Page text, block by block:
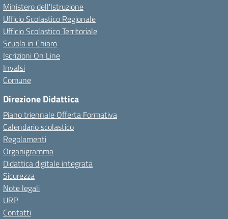
Ministero dell'Istruzione
Ufficio Scolastico Regionale
Ufficio Scolastico Territoriale
Scuola in Chiaro
Iscrizioni On Line
Invalsi
Comune
Direzione Didattica
Piano triennale Offerta Formativa
Calendario scolastico
Regolamenti
Organigramma
Didattica digitale integrata
Sicurezza
Note legali
URP
Contatti